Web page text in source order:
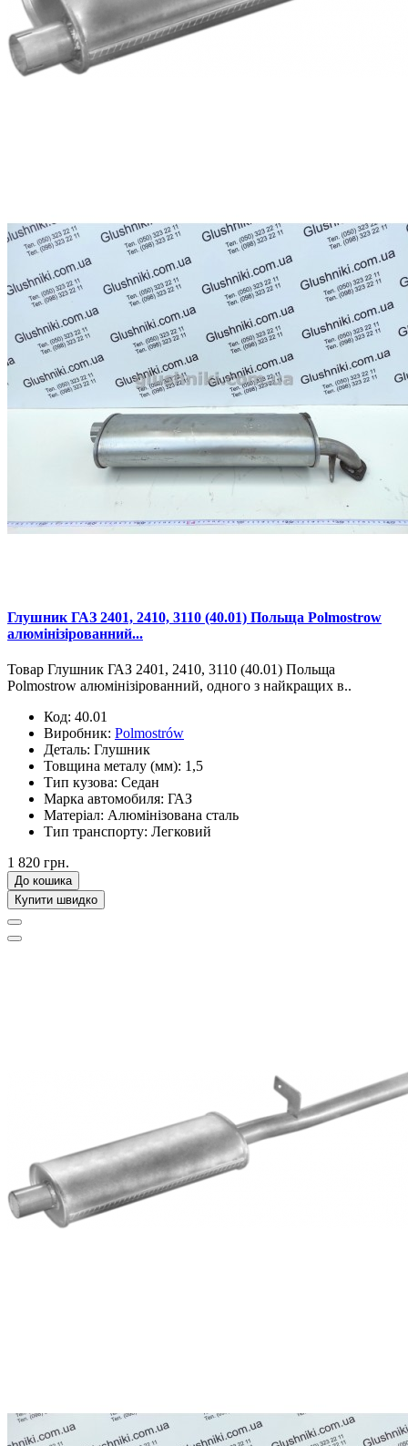
Глушник ГАЗ 2401, 2410, 3110 (40.01) Польща Polmostrow
алюмінізірованний...
Товар Глушник ГАЗ 2401, 2410, 3110 (40.01) Польща
Polmostrow алюмінізірованний, одного з найкращих в..
Код: 40.01
Виробник: Polmostrów
Деталь: Глушник
Товщина металу (мм): 1,5
Тип кузова: Седан
Марка автомобиля: ГАЗ
Матеріал: Алюмінізована сталь
Тип транспорту: Легковий
1 820 грн.
До кошика
Купити швидко